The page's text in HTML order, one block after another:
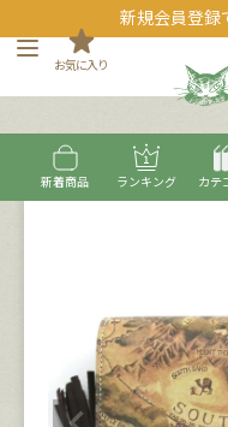
新規会員登録
お気に入り
新着商品 ランキング カテ